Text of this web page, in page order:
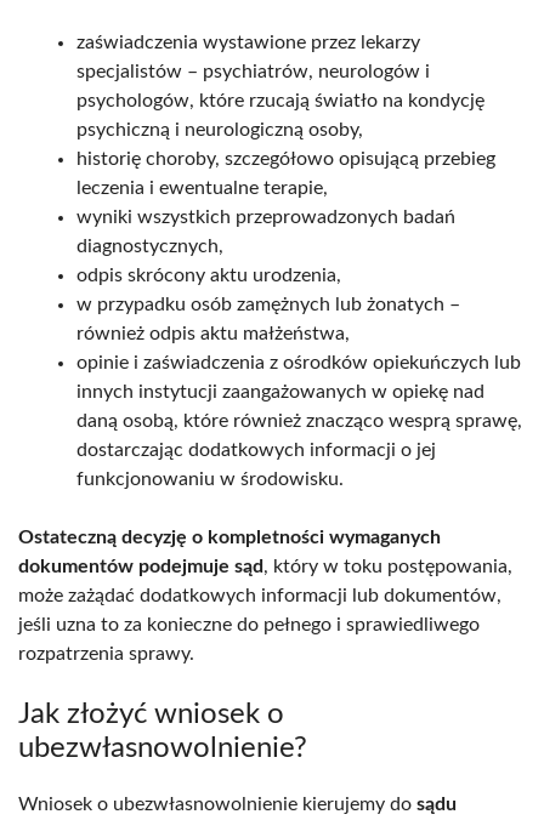
zaświadczenia wystawione przez lekarzy
specjalistów – psychiatrów, neurologów i
psychologów, które rzucają światło na kondycję
psychiczną i neurologiczną osoby,
historię choroby, szczegółowo opisującą przebieg
leczenia i ewentualne terapie,
wyniki wszystkich przeprowadzonych badań
diagnostycznych,
odpis skrócony aktu urodzenia,
w przypadku osób zamężnych lub żonatych –
również odpis aktu małżeństwa,
opinie i zaświadczenia z ośrodków opiekuńczych lub
innych instytucji zaangażowanych w opiekę nad
daną osobą, które również znacząco wesprą sprawę,
dostarczając dodatkowych informacji o jej
funkcjonowaniu w środowisku.
Ostateczną decyzję o kompletności wymaganych
dokumentów podejmuje sąd, który w toku postępowania,
może zażądać dodatkowych informacji lub dokumentów,
jeśli uzna to za konieczne do pełnego i sprawiedliwego
rozpatrzenia sprawy.
Jak złożyć wniosek o
ubezwłasnowolnienie?
Wniosek o ubezwłasnowolnienie kierujemy do sądu